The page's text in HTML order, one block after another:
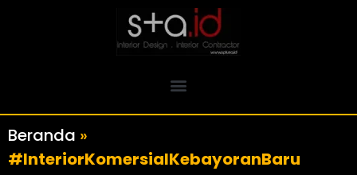
Beranda »
#InteriorKomersialKebayoranBaru